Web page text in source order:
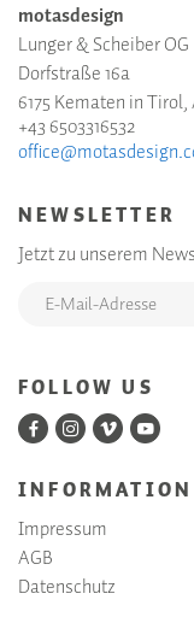
motasdesign
Lunger & Scheiber OG
Dorfstraße 16a
6175 Kematen in
+43 6503316532
NEWSLETTER
Jetzt zu unserem
FOLLOW US
INFORMATION
Impressum
AGB
Datenschutz